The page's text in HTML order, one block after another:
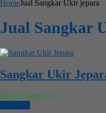
HomeJual Sangkar Ukir jepara
Jual Sangkar
Sangkar Ukir
Rp (Hubungi CS)